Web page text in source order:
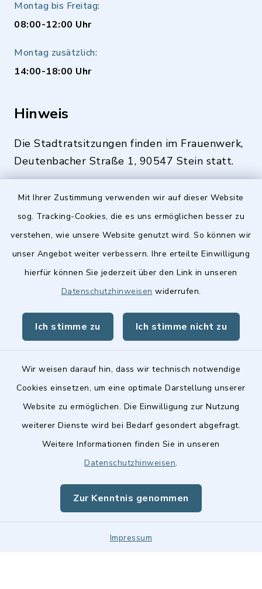
Mit Ihrer Zustimmung verwenden wir auf dieser Website
sog. Tracking-Cookies, die es uns ermöglichen besser zu
verstehen, wie unsere Website genutzt wird. So können wir
unser Angebot weiter verbessern. Ihre erteilte Einwilligung
hierfür können Sie jederzeit über den Link in unseren
Datenschutzhinweisen widerrufen.
Ich stimme zu Ich stimme nicht zu
Wir weisen darauf hin, dass wir technisch notwendige
Cookies einsetzen, um eine optimale Darstellung unserer
Website zu ermöglichen. Die Einwilligung zur Nutzung
weiterer Dienste wird bei Bedarf gesondert abgefragt.
Weitere Informationen finden Sie in unseren
Datenschutzhinweisen.
Zur Kenntnis genommen
Impressum
Montag bis Freitag:
08:00-12:00 Uhr
Montag zusätzlich:
14:00-18:00 Uhr
Hinweis
Die Stadtratsitzungen finden im Frauenwerk,
Deutenbacher Straße 1, 90547 Stein statt.
Quicklinks
Stellenangebote
BayernPortal
Kontakt
Barrierefreiheit
Datenschutz
Impressum
Sitemap
Cookie-Einstellungen